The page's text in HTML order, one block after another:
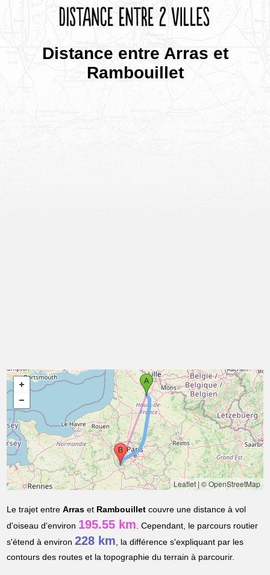
Distance entre Arras et
Rambouillet
Leaflet|© OpenStreetMap
Le trajet entreArras et Rambouillet couvre une distance à vol
d'oiseau d'environ 195.55 km. Cependant, le parcours routier
s'étend à environ228 km, la différence s'expliquant par les
contours des routes et la topographie du terrain à parcourir.